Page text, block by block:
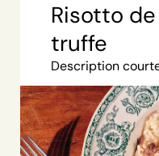
Risotto
truffe
Description